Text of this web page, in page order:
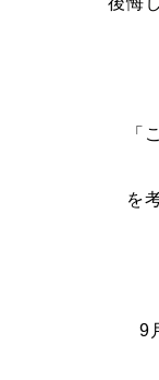
「
を
9